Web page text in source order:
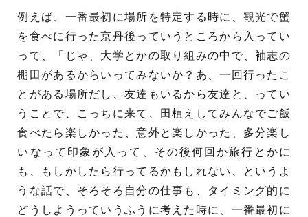
例えば、一番最初に場所を特定する時に、観光で蟹
を食べに行った京丹後っていうところから入ってい
って、「じゃ、大学とかの取り組みの中で、袖志の
棚田があるからいってみないか？あ、一回行ったこ
とがある場所だし、友達もいるから友達と、ってい
うことで、こっちに来て、田植えしてみんなでご飯
食べたら楽しかった、意外と楽しかった、多分楽し
いなって印象が入って、その後何回か旅行とかに
も、もしかしたら行ってるかもしれない、というよ
うな話で、そろそろ自分の仕事も、タイミング的に
どうしようっていうふうに考えた時に、一番最初に